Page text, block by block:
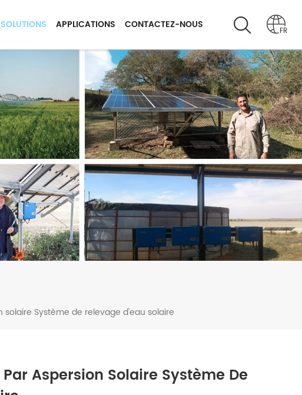
SOLUTIONS APPLICATIONS CONTACTEZ-NOUS FR
solaire Système de relevage d'eau solaire
Aspersion Solaire Système De